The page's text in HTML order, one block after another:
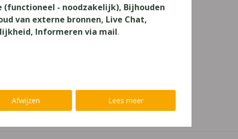
(functioneel - noodzakelijk), Bijhouden
van externe bronnen, Live Chat,
Informeren via mail.
Afwijzen Lees meer